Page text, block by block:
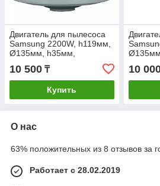
Двигатель для пылесоса
Samsung 2200W, h119мм,
Ø135мм, h35мм,
POLETRON
10 500 ₸
Купить
10
О нас
63% положительных из 8 отзывов за
Работает с 28.02.2019